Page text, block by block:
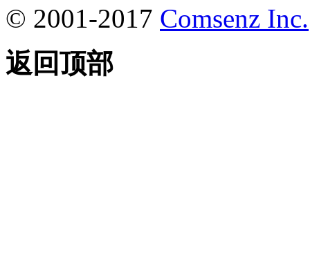
© 2001-2017 Comsenz Inc.
返回顶部